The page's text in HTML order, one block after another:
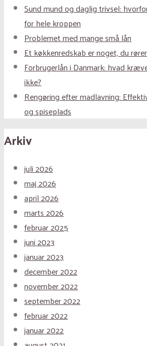
Sund mund og daglig trivsel:
for hele kroppen
Problemet med mange små lån
Et køkkenredskab er noget, du
Forbrugerlån i Danmark: hvad
ikke?
Rengøring efter madlavning:
og spiseplads
Arkiv
juli 2026
maj 2026
april 2026
marts 2026
februar 2025
juni 2023
januar 2023
december 2022
november 2022
september 2022
februar 2022
januar 2022